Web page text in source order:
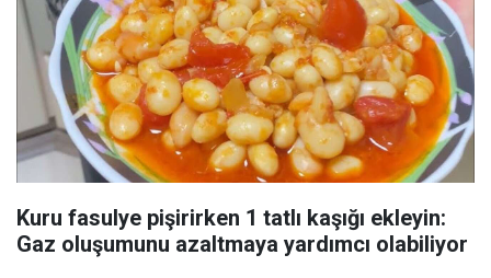
Kuru fasulye pişirirken 1 tatlı kaşığı ekleyin:
Gaz oluşumunu azaltmaya yardımcı olabiliyor